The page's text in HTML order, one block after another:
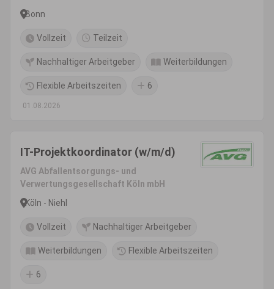
Bonn
Vollzeit Teilzeit
Nachhaltiger Arbeitgeber Weiterbildungen
Flexible Arbeitszeiten 6
01.08.2026
IT-Projektkoordinator (w/m/d)
AVG Abfallentsorgungs- und
Verwertungsgesellschaft Köln mbH
Köln - Niehl
Vollzeit Nachhaltiger Arbeitgeber
Weiterbildungen Flexible Arbeitszeiten
6